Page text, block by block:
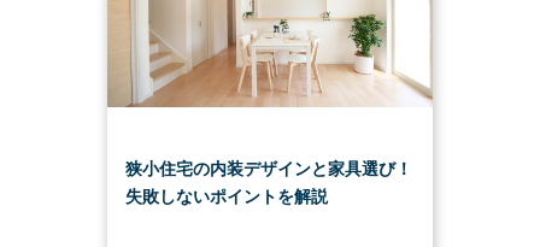
狭小住宅の内装デザインと家具選び！
失敗しないポイントを解説